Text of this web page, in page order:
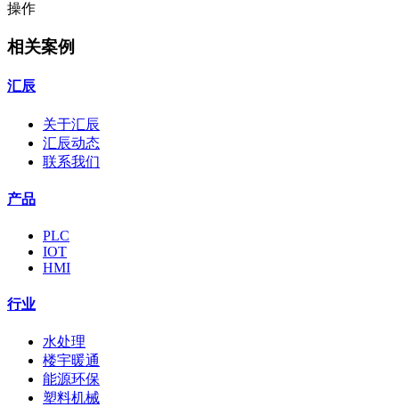
操作
相关案例
汇辰
关于汇辰
汇辰动态
联系我们
产品
PLC
IOT
HMI
行业
水处理
楼宇暖通
能源环保
塑料机械